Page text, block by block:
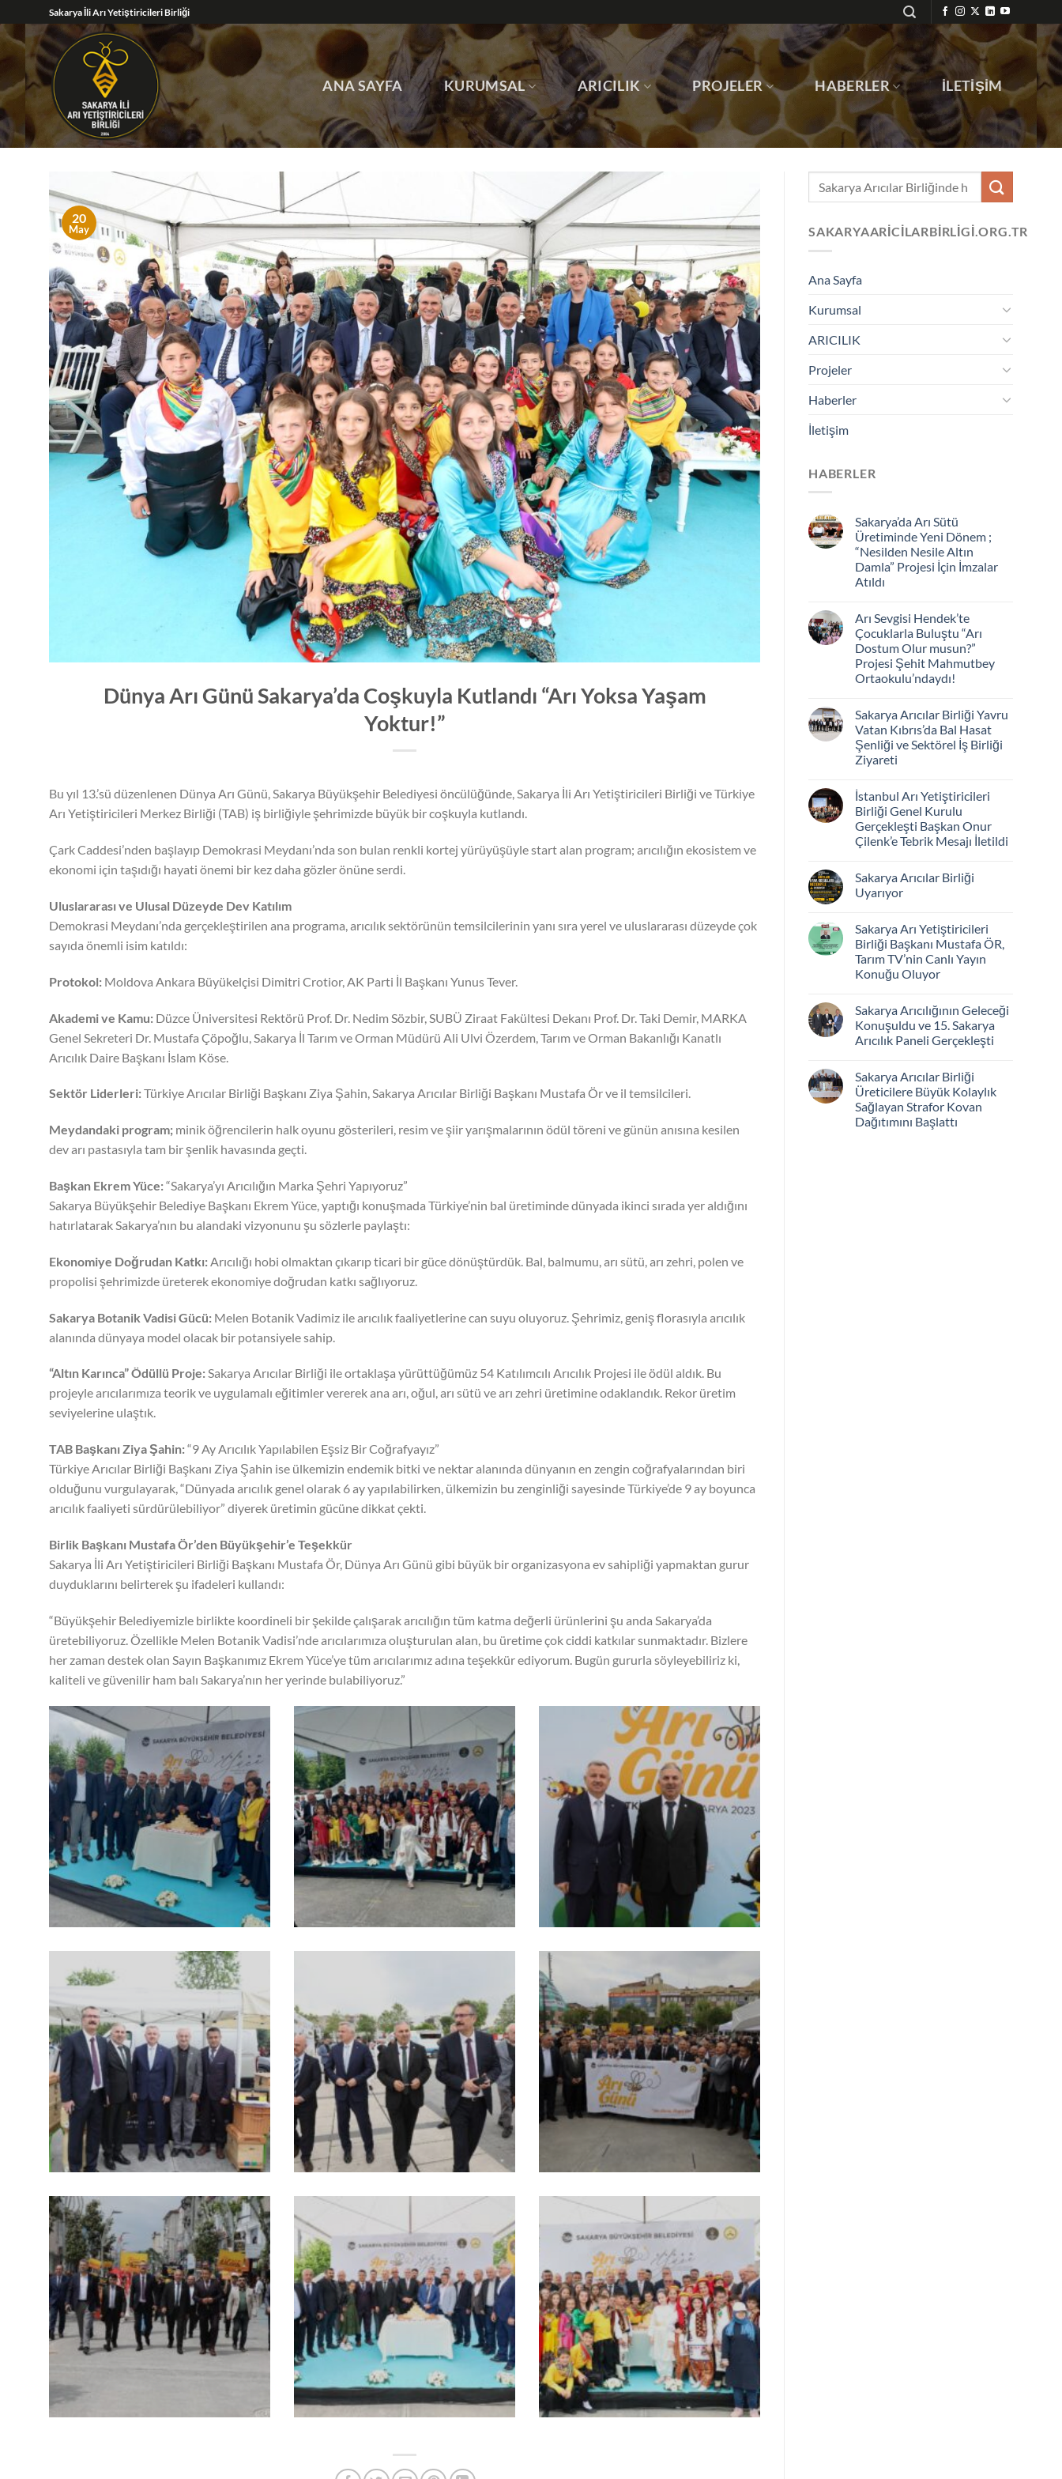
atla
Sakarya İli Arı Yetiştiricileri Birliği
ANA SAYFA KURUMSAL ARICILIK PROJELER HABERLER İLETIŞIM
20
May
Dünya Arı Günü Sakarya’da Coşkuyla Kutlandı “Arı Yoksa Yaşam
Yoktur!”
Bu yıl 13.’sü düzenlenen Dünya Arı Günü, Sakarya Büyükşehir Belediyesi öncülüğünde, Sakarya İli Arı Yetiştiricileri Birliği ve Türkiye
Arı Yetiştiricileri Merkez Birliği (TAB) iş birliğiyle şehrimizde büyük bir coşkuyla kutlandı.
Çark Caddesi’nden başlayıp Demokrasi Meydanı’nda son bulan renkli kortej yürüyüşüyle start alan program; arıcılığın ekosistem ve
ekonomi için taşıdığı hayati önemi bir kez daha gözler önüne serdi.
Uluslararası ve Ulusal Düzeyde Dev Katılım
Demokrasi Meydanı’nda gerçekleştirilen ana programa, arıcılık sektörünün temsilcilerinin yanı sıra yerel ve uluslararası düzeyde çok
sayıda önemli isim katıldı:
Protokol: Moldova Ankara Büyükelçisi Dimitri Crotior, AK Parti İl Başkanı Yunus Tever.
Akademi ve Kamu: Düzce Üniversitesi Rektörü Prof. Dr. Nedim Sözbir, SUBÜ Ziraat Fakültesi Dekanı Prof. Dr. Taki Demir, MARKA
Genel Sekreteri Dr. Mustafa Çöpoğlu, Sakarya İl Tarım ve Orman Müdürü Ali Ulvi Özerdem, Tarım ve Orman Bakanlığı Kanatlı
Arıcılık Daire Başkanı İslam Köse.
Sektör Liderleri:Türkiye Arıcılar Birliği Başkanı Ziya Şahin, Sakarya Arıcılar Birliği Başkanı Mustafa Ör ve il temsilcileri.
Meydandaki program; minik öğrencilerin halk oyunu gösterileri, resim ve şiir yarışmalarının ödül töreni ve günün anısına kesilen
dev arı pastasıyla tam bir şenlik havasında geçti.
Başkan Ekrem Yüce:“Sakarya’yı Arıcılığın Marka Şehri Yapıyoruz”
Sakarya Büyükşehir Belediye Başkanı Ekrem Yüce, yaptığı konuşmada Türkiye’nin bal üretiminde dünyada ikinci sırada yer aldığını
hatırlatarak Sakarya’nın bu alandaki vizyonunu şu sözlerle paylaştı:
Ekonomiye Doğrudan Katkı: Arıcılığı hobi olmaktan çıkarıp ticari bir güce dönüştürdük. Bal, balmumu, arı sütü, arı zehri, polen ve
propolisi şehrimizde üreterek ekonomiye doğrudan katkı sağlıyoruz.
Sakarya Botanik Vadisi Gücü: Melen Botanik Vadimiz ile arıcılık faaliyetlerine can suyu oluyoruz. Şehrimiz, geniş florasıyla arıcılık
alanında dünyaya model olacak bir potansiyele sahip.
“Altın Karınca” Ödüllü Proje:Sakarya Arıcılar Birliği ile ortaklaşa yürüttüğümüz 54 Katılımcılı Arıcılık Projesi ile ödül aldık. Bu
projeyle arıcılarımıza teorik ve uygulamalı eğitimler vererek ana arı, oğul, arı sütü ve arı zehri üretimine odaklandık. Rekor üretim
seviyelerine ulaştık.
TAB Başkanı Ziya Şahin:“9 Ay Arıcılık Yapılabilen Eşsiz Bir Coğrafyayız”
Türkiye Arıcılar Birliği Başkanı Ziya Şahin ise ülkemizin endemik bitki ve nektar alanında dünyanın en zengin coğrafyalarından biri
olduğunu vurgulayarak, “Dünyada arıcılık genel olarak 6 ay yapılabilirken, ülkemizin bu zenginliği sayesinde Türkiye’de 9 ay boyunca
arıcılık faaliyeti sürdürülebiliyor” diyerek üretimin gücüne dikkat çekti.
Birlik Başkanı Mustafa Ör’den Büyükşehir’e Teşekkür
Sakarya İli Arı Yetiştiricileri Birliği Başkanı Mustafa Ör, Dünya Arı Günü gibi büyük bir organizasyona ev sahipliği yapmaktan gurur
duyduklarını belirterek şu ifadeleri kullandı:
“Büyükşehir Belediyemizle birlikte koordineli bir şekilde çalışarak arıcılığın tüm katma değerli ürünlerini şu anda Sakarya’da
üretebiliyoruz. Özellikle Melen Botanik Vadisi’nde arıcılarımıza oluşturulan alan, bu üretime çok ciddi katkılar sunmaktadır. Bizlere
her zaman destek olan Sayın Başkanımız Ekrem Yüce’ye tüm arıcılarımız adına teşekkür ediyorum. Bugün gururla söyleyebiliriz ki,
kaliteli ve güvenilir ham balı Sakarya’nın her yerinde bulabiliyoruz.”
SAKARYAARICILARBIRLIGI.ORG.TR
Ana Sayfa
Kurumsal
ARICILIK
Projeler
Haberler
İletişim
HABERLER
Sakarya’da Arı Sütü
Üretiminde Yeni Dönem ;
“Nesilden Nesile Altın
Damla” Projesi İçin İmzalar
Atıldı
Arı Sevgisi Hendek’te
Çocuklarla Buluştu “Arı
Dostum Olur musun?”
Projesi Şehit Mahmutbey
Ortaokulu’ndaydı!
Sakarya Arıcılar Birliği Yavru
Vatan Kıbrıs’da Bal Hasat
Şenliği ve Sektörel İş Birliği
Ziyareti
İstanbul Arı Yetiştiricileri
Birliği Genel Kurulu
Gerçekleşti Başkan Onur
Çilenk’e Tebrik Mesajı İletildi
Sakarya Arıcılar Birliği
Uyarıyor
Sakarya Arı Yetiştiricileri
Birliği Başkanı Mustafa ÖR,
Tarım TV’nin Canlı Yayın
Konuğu Oluyor
Sakarya Arıcılığının Geleceği
Konuşuldu ve 15. Sakarya
Arıcılık Paneli Gerçekleşti
Sakarya Arıcılar Birliği
Üreticilere Büyük Kolaylık
Sağlayan Strafor Kovan
Dağıtımını Başlattı